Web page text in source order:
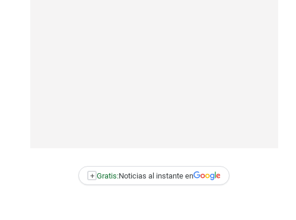
+ Gratis:Noticias al instante en